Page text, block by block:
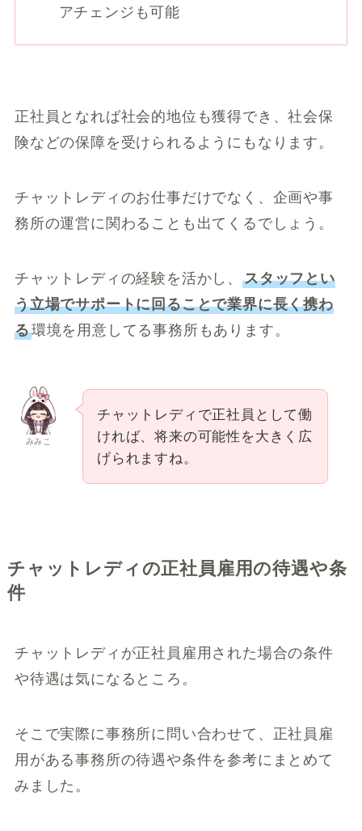
アチェンジも可能
正社員となれば社会的地位も獲得でき、社会保
険などの保障を受けられるようにもなります。
チャットレディのお仕事だけでなく、企画や事
務所の運営に関わることも出てくるでしょう。
チャットレディの経験を活かし、スタッフとい
う立場でサポートに回ることで業界に長く携わ
る環境を用意してる事務所もあります。
みみこ
チャットレディで正社員として働
ければ、将来の可能性を大きく広
げられますね。
チャットレディの正社員雇用の待遇や条
件
チャットレディが正社員雇用された場合の条件
や待遇は気になるところ。
そこで実際に事務所に問い合わせて、正社員雇
用がある事務所の待遇や条件を参考にまとめて
みました。